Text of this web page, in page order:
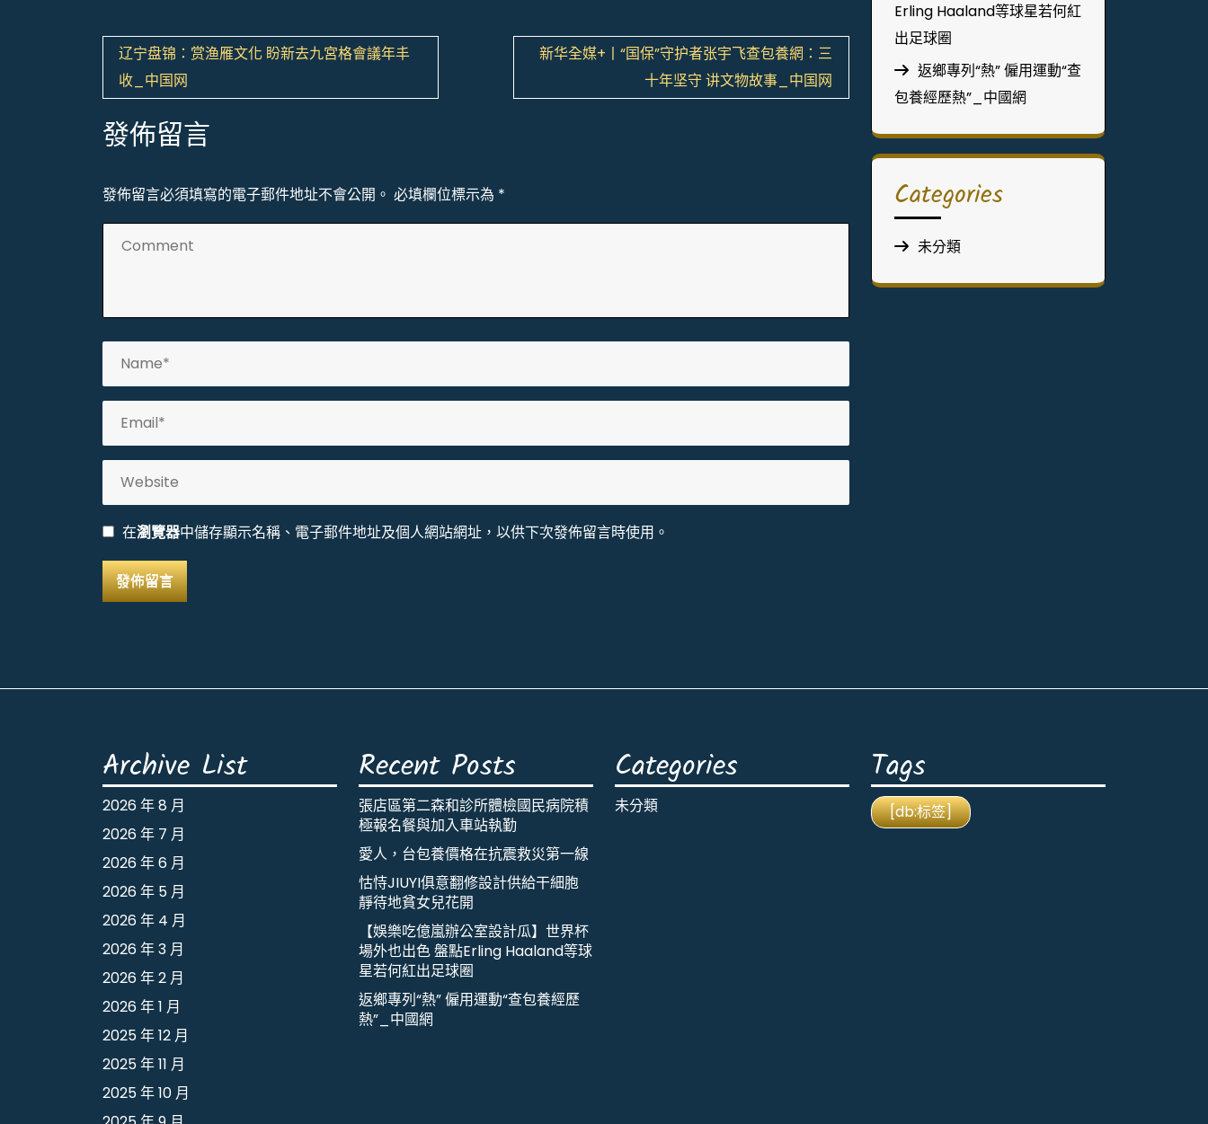
文
章
導
覽
辽宁盘锦：赏渔雁文化 盼新去九宮格會議年丰
收_中国网
新华全媒+丨“国保”守护者张宇飞查包養網：三
十年坚守 讲文物故事_中国网
發佈留言
發佈留言必須填寫的電子郵件地址不會公開。 必填欄位標示為 *
在瀏覽器中儲存顯示名稱、電子郵件地址及個人網站網址，以供下次發佈留言時使用。
Erling Haaland等球星若何紅
出足球圈
返鄉專列“熱” 僱用運動“查
包養經歷熱”_中國網
Categories
未分類
Archive List
2026 年 8 月
2026 年 7 月
2026 年 6 月
2026 年 5 月
2026 年 4 月
2026 年 3 月
2026 年 2 月
2026 年 1 月
2025 年 12 月
2025 年 11 月
2025 年 10 月
Recent Posts
張店區第二森和診所體檢國民病院積
極報名餐與加入車站執勤
愛人，台包養價格在抗震救災第一線
怙恃JIUYI俱意翻修設計供給干細胞
靜待地貧女兒花開
【娛樂吃億嵐辦公室設計瓜】世界杯
場外也出色 盤點Erling Haaland等球
星若何紅出足球圈
返鄉專列“熱” 僱用運動“查包養經歷
熱”_中國網
Categories
未分類
Tags
[db:标签]